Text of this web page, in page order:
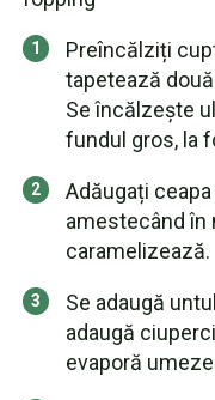
Preîncălziți
tapetează
Se încălzește
fundul gros, la
Adăugați
amestecând în
caramelizează.
Se adaugă
adaugă
evaporă